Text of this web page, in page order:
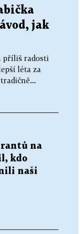
jak
příliš radosti
léta za
na
kdo
naši